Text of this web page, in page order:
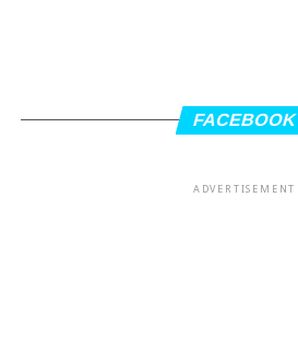
FACEBOOK
ADVERTISEMENT